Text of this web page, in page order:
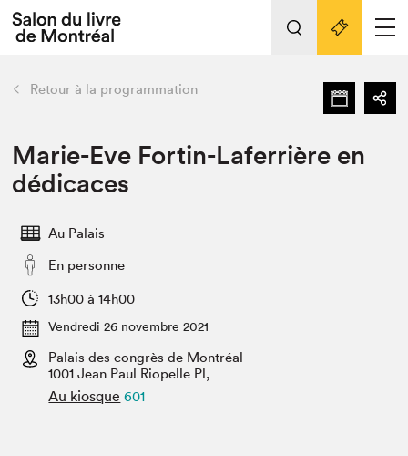
Espace médias
Espace exposant⋅e⋅s
Tout sur l'édition 2022
Actualités
Club de lecture Braindate
retour Nos activités
Édition 2022
Planifier sa visite
Nous connaître
Projets partenaires 2022
Archives
Liens pratiques
Retour à la programmation
Marie-Eve Fortin-Laferrière en
dédicaces
Au Palais
En personne
13h00 à 14h00
Vendredi 26 novembre 2021
Palais des congrès de Montréal
1001 Jean Paul Riopelle Pl,
Au kiosque 601